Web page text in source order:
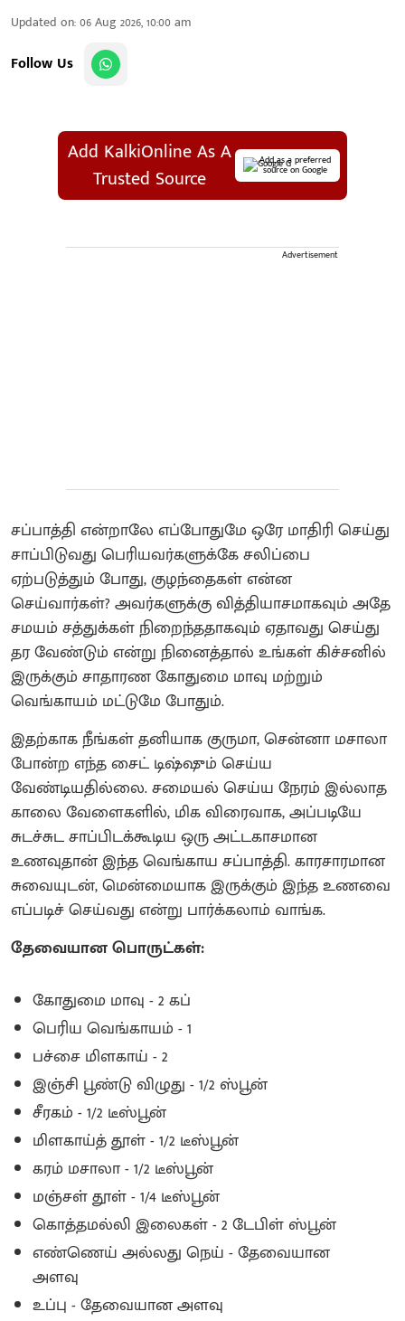
Updated on:06 Aug 2026, 10:00 am
Follow Us
Add KalkiOnline As A
Trusted Source
Add as a preferred
source on Google
Advertisement
சப்பாத்தி என்றாலே எப்போதுமே ஒரே மாதிரி செய்து
சாப்பிடுவது பெரியவர்களுக்கே சலிப்பை
ஏற்படுத்தும் போது, குழந்தைகள் என்ன
செய்வார்கள்? அவர்களுக்கு வித்தியாசமாகவும் அதே
சமயம் சத்துக்கள் நிறைந்ததாகவும் ஏதாவது செய்து
தர வேண்டும் என்று நினைத்தால் உங்கள் கிச்சனில்
இருக்கும் சாதாரண கோதுமை மாவு மற்றும்
வெங்காயம் மட்டுமே போதும்.
இதற்காக நீங்கள் தனியாக குருமா, சென்னா மசாலா
போன்ற எந்த சைட் டிஷ்ஷும் செய்ய
வேண்டியதில்லை. சமையல் செய்ய நேரம் இல்லாத
காலை வேளைகளில், மிக விரைவாக, அப்படியே
சுடச்சுட சாப்பிடக்கூடிய ஒரு அட்டகாசமான
உணவுதான் இந்த வெங்காய சப்பாத்தி. காரசாரமான
சுவையுடன், மென்மையாக இருக்கும் இந்த உணவை
எப்படிச் செய்வது என்று பார்க்கலாம் வாங்க.
தேவையான பொருட்கள்:
கோதுமை மாவு - 2 கப்
பெரிய வெங்காயம் - 1
பச்சை மிளகாய் - 2
இஞ்சி பூண்டு விழுது - 1/2 ஸ்பூன்
சீரகம் - 1/2 டீஸ்பூன்
மிளகாய்த் தூள் - 1/2 டீஸ்பூன்
கரம் மசாலா - 1/2 டீஸ்பூன்
மஞ்சள் தூள் - 1/4 டீஸ்பூன்
கொத்தமல்லி இலைகள் - 2 டேபிள் ஸ்பூன்
எண்ணெய் அல்லது நெய் - தேவையான
அளவு
உப்பு - தேவையான அளவு